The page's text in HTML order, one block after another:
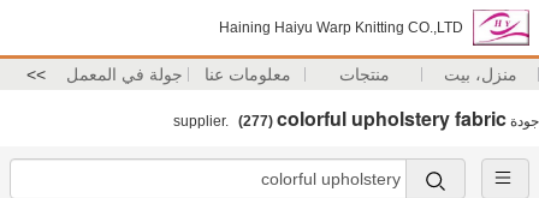
Haining Haiyu Warp Knitting CO.,LTD
منزل، بيت منتجات معلومات عنا جولة في المعمل >>
جودة colorful upholstery fabric
(277)